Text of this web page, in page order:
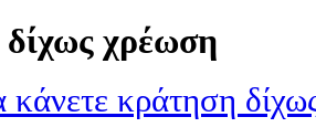
χρέωση
κάνετε κράτηση